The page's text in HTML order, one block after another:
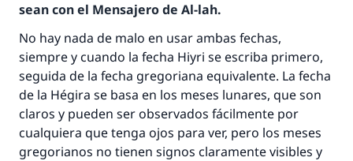
sean con el Mensajero de Al-lah.
No hay nada de malo en usar ambas fechas,
siempre y cuando la fecha Hiyri se escriba primero,
seguida de la fecha gregoriana equivalente. La fecha
de la Hégira se basa en los meses lunares, que son
claros y pueden ser observados fácilmente por
cualquiera que tenga ojos para ver, pero los meses
gregorianos no tienen signos claramente visibles y
La respuesta no. 110845 salvó un
matrimonio.
Desde la Q hasta la A, su contribución ayuda a
IslamQA.